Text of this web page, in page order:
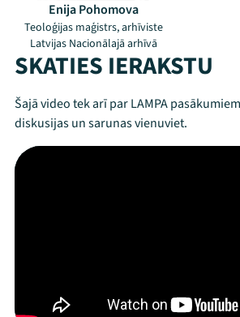
Enija Pohomova
Teoloģijas maģistrs, arhīviste
Latvijas Nacionālajā arhīvā
SKATIES IERAKSTU
Šajā video tek arī par LAMPA
diskusijas un sarunas vienuviet.